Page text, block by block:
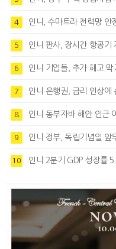
4 인니, 수마트라 전력망 안
5 인니 판사, 장시간 항공기 지
6 인니 기업들, 추가 해고
7 인니 은행권, 금리 인상에
8 인니 동부자바 해안 인근
9 인니 정부, 독립기념일 앞두
10 인니 2분기 GDP 성장률